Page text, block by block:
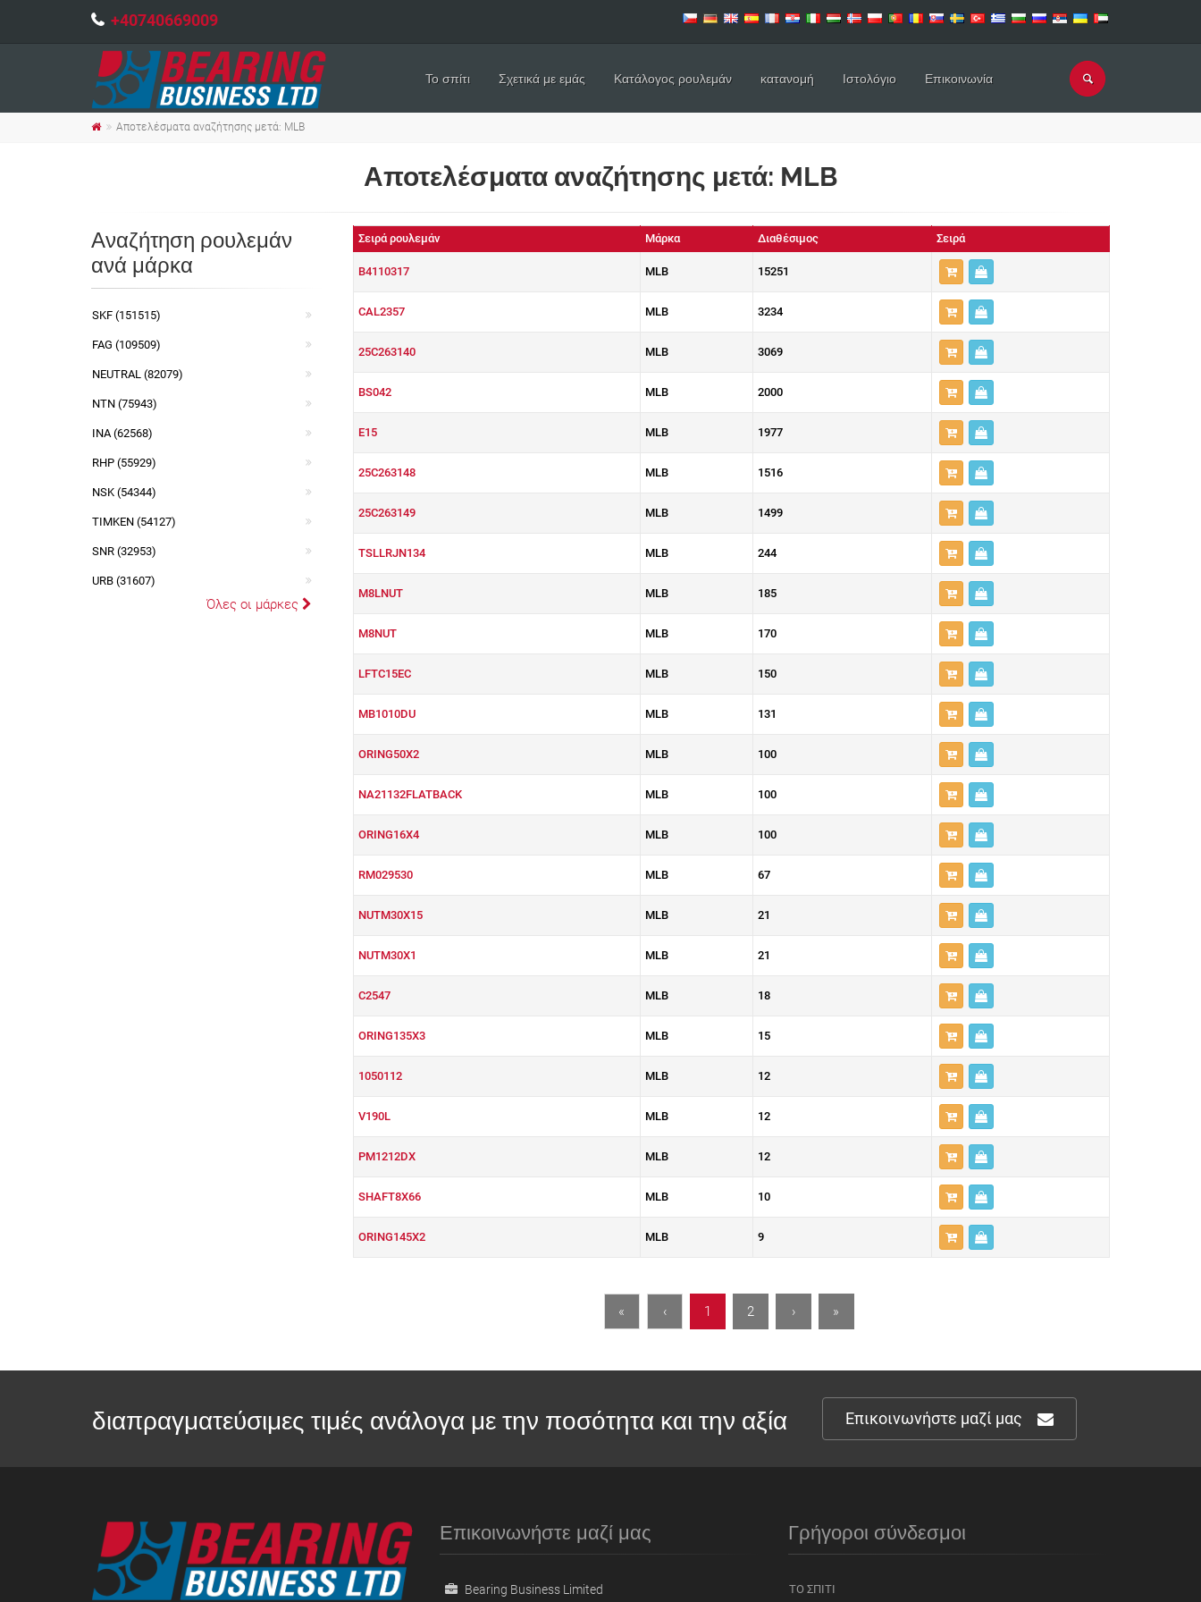
+40740669009
Το σπίτι Σχετικά με εμάς Κατάλογος ρουλεμάν κατανομή Ιστολόγιο Επικοινωνία
Αποτελέσματα αναζήτησης μετά: MLB
Αποτελέσματα αναζήτησης μετά: MLB
Σειρά ρουλεμάν Μάρκα Διαθέσιμος Σειρά
B4110317 MLB 15251
CAL2357 MLB 3234
25C263140 MLB 3069
BS042 MLB 2000
E15 MLB 1977
25C263148 MLB 1516
25C263149 MLB 1499
TSLLRJN134 MLB 244
M8LNUT MLB 185
M8NUT MLB 170
LFTC15EC MLB 150
MB1010DU MLB 131
ORING50X2 MLB 100
NA21132FLATBACK MLB 100
ORING16X4 MLB 100
RM029530 MLB 67
NUTM30X15 MLB 21
NUTM30X1 MLB 21
C2547 MLB 18
ORING135X3 MLB 15
1050112 MLB 12
V190L MLB 12
PM1212DX MLB 12
SHAFT8X66 MLB 10
ORING145X2 MLB 9
« ‹ 1 2 › »
Αναζήτηση ρουλεμάν
ανά μάρκα
SKF (151515)
FAG (109509)
NEUTRAL (82079)
NTN (75943)
INA (62568)
RHP (55929)
NSK (54344)
TIMKEN (54127)
SNR (32953)
URB (31607)
Όλες οι μάρκες
διαπραγματεύσιμες τιμές ανάλογα με την ποσότητα και την αξία Επικοινωνήστε μαζί μας
Επικοινωνήστε μαζί μας
Bearing Business Limited
Γρήγοροι σύνδεσμοι
ΤΟ ΣΠΊΤΙ